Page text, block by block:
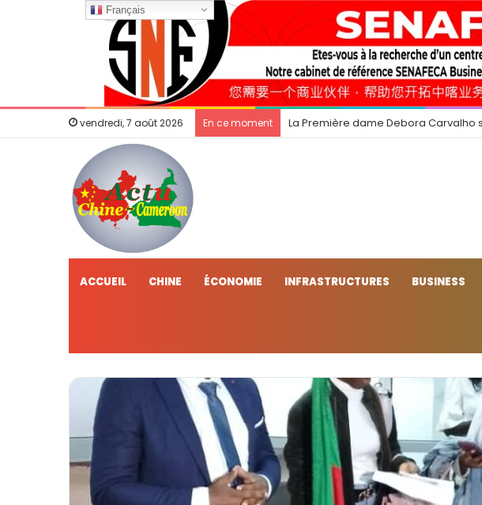
vendredi, 7 août 2026 En ce moment La Première dame Debora
ACCUEIL CHINE ÉCONOMIE INFRASTRUCTURES BUSINESS
Français